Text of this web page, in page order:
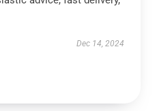
Dec 14, 2024